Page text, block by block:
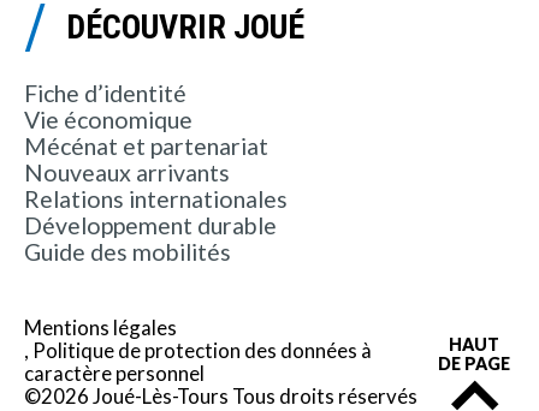
DÉCOUVRIR JOUÉ
Fiche d’identité
Vie économique
Mécénat et partenariat
Nouveaux arrivants
Relations internationales
Développement durable
Guide des mobilités
Mentions légales
Politique de protection des données à
caractère personnel
©2026 Joué-Lès-Tours Tous droits réservés
HAUT
DE PAGE